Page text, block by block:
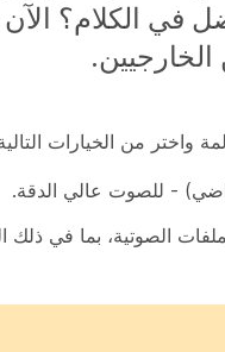
الكلام؟
واختر من الخيارات
- للصوت عالي الدقة.
الصوتية، بما في ذلك